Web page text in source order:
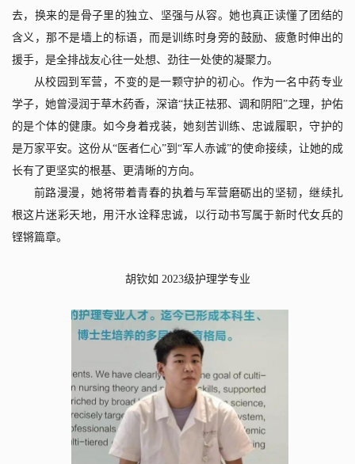
去，换来的是骨子里的独立、坚强与从容。她也真正读懂了团结的
含义，那不是墙上的标语，而是训练时身旁的鼓励、疲惫时伸出的
援手，是全排战友心往一处想、劲往一处使的凝聚力。
从校园到军营，不变的是一颗守护的初心。作为一名中药专业
学子，她曾浸润于草木药香，深谙“扶正祛邪、调和阴阳”之理，护佑
的是个体的健康。如今身着戎装，她刻苦训练、忠诚履职，守护的
是万家平安。这份从“医者仁心”到“军人赤诚”的使命接续，让她的成
长有了更坚实的根基、更清晰的方向。
前路漫漫，她将带着青春的执着与军营磨砺出的坚韧，继续扎
根这片迷彩天地，用汗水诠释忠诚，以行动书写属于新时代女兵的
铿锵篇章。
胡钦如 2023级护理学专业